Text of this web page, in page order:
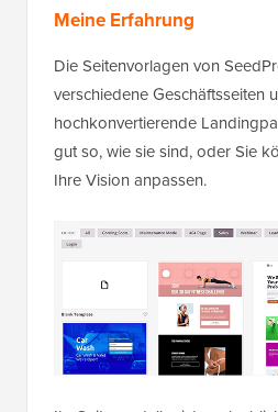
Meine Erfahrung
Die Seitenvorlagen von
verschiedene Geschäftsseiten
hochkonvertierende
gut so, wie sie sind, oder Sie
Ihre Vision anpassen.